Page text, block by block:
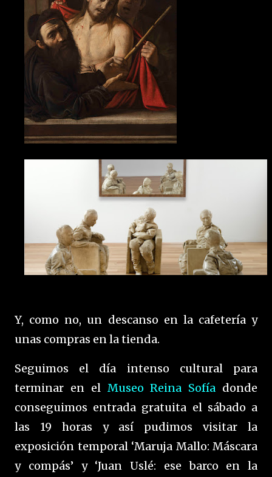
Y, como no, un descanso en la cafetería y
unas compras en la tienda.
Seguimos el día intenso cultural para
terminar en el Museo Reina Sofía donde
conseguimos entrada gratuita el sábado a
las 19 horas y así pudimos visitar la
exposición temporal ‘Maruja Mallo: Máscara
y compás’ y ‘Juan Uslé: ese barco en la